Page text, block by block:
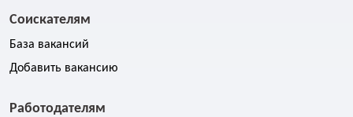
Соискателям
База вакансий
Добавить вакансию
Работодателям